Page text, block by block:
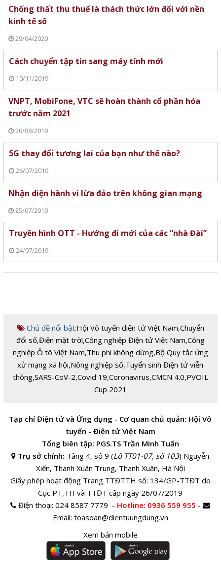
Chống thất thu thuế là thách thức lớn đối với nền
kinh tế số
29/04/2020
Cách chuyển tập tin sang máy tính mới
10/11/2019
VNPT, MobiFone, VTC sẽ hoàn thành cổ phần hóa
trước năm 2021
20/08/2019
5G thay đổi tương lai của bạn như thế nào?
26/07/2019
Nhận diện hành vi lừa đảo trên không gian mạng
25/07/2019
Truyền hình OTT - Hướng đi mới của các “nhà Đài”
24/07/2019
Chủ đề nổi bật:Hội Vô tuyến điện tử Việt Nam,Chuyển
đổi số,Điện mặt trời,Công nghiệp Điện tử Việt Nam,Công
nghiệp Ô tô Việt Nam,Thu phí không dừng,Bộ Quy tắc ứng
xử mạng xã hội,Nông nghiệp số,Tuyển sinh Điện tử viễn
thông,SARS-CoV-2,Covid 19,Coronavirus,CMCN 4.0,PVOIL
Cup 2021
Tạp chí Điện tử và Ứng dụng - Cơ quan chủ quản: Hội Vô
tuyến - Điện tử Việt Nam
Tổng biên tập: PGS.TS Trần Minh Tuấn
Trụ sở chính: Tầng 4, số 9 (Lô TT01-07, số 103) Nguyễn
Xiển, Thanh Xuân Trung, Thanh Xuân, Hà Nội
Giấy phép hoạt động Trang TTĐTTH số: 134/GP-TTĐT do
Cục PT,TH và TTĐT cấp ngày 26/07/2019
Điện thoại:024 8587 7779 - Hotline: 0936 559 955 -
Email: toasoan@dientuungdung.vn
Xem bản mobile